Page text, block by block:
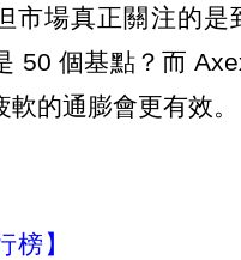
市場真正關注的是
50 個基點？而
的通膨會更有效。
榜】